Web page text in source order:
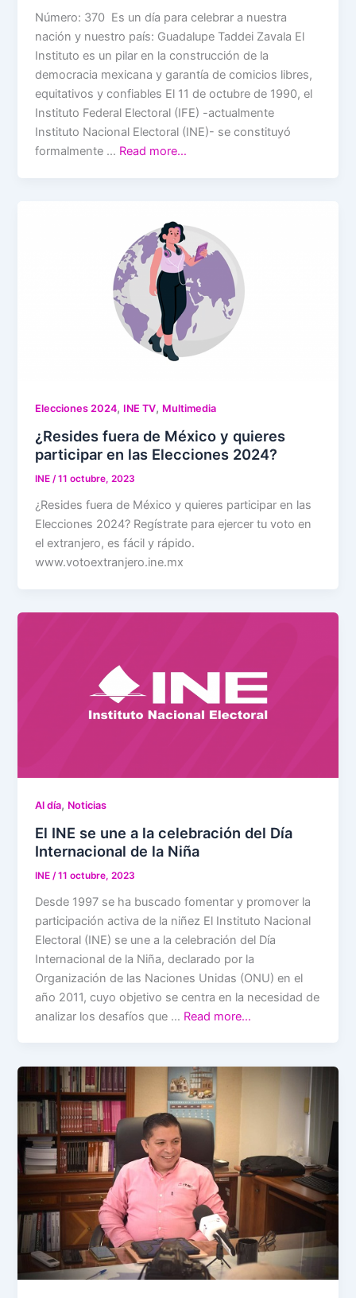
Número: 370 Es un día para celebrar a nuestra
nación y nuestro país: Guadalupe Taddei Zavala El
Instituto es un pilar en la construcción de la
democracia mexicana y garantía de comicios libres,
equitativos y confiables El 11 de octubre de 1990, el
Instituto Federal Electoral (IFE) -actualmente
Instituto Nacional Electoral (INE)- se constituyó
formalmente … Read more…
Elecciones 2024, INE TV, Multimedia
¿Resides fuera de México y quieres
participar en las Elecciones 2024?
INE/11 octubre, 2023
¿Resides fuera de México y quieres participar en las
Elecciones 2024? Regístrate para ejercer tu voto en
el extranjero, es fácil y rápido.
www.votoextranjero.ine.mx
Al día, Noticias
El INE se une a la celebración del Día
Internacional de la Niña
INE /11 octubre, 2023
Desde 1997 se ha buscado fomentar y promover la
participación activa de la niñez El Instituto Nacional
Electoral (INE) se une a la celebración del Día
Internacional de la Niña, declarado por la
Organización de las Naciones Unidas (ONU) en el
año 2011, cuyo objetivo se centra en la necesidad de
analizar los desafíos que … Read more…